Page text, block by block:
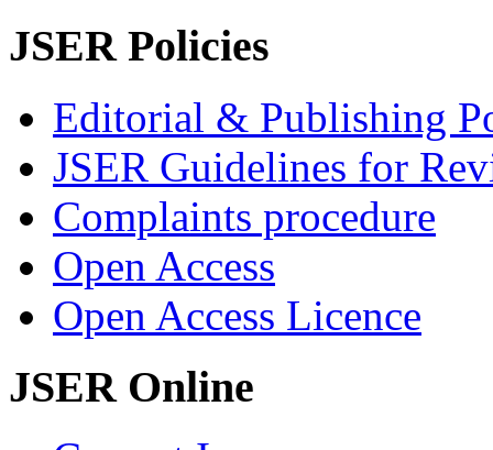
JSER Policies
Editorial & Publishing
JSER Guidelines for
Complaints procedure
Open Access
Open Access Licence
JSER Online